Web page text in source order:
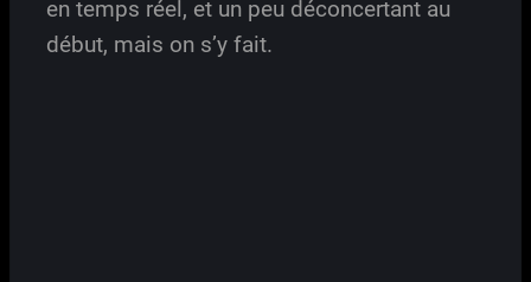
en temps réel, et un peu déconcertant au
début, mais on s’y fait.